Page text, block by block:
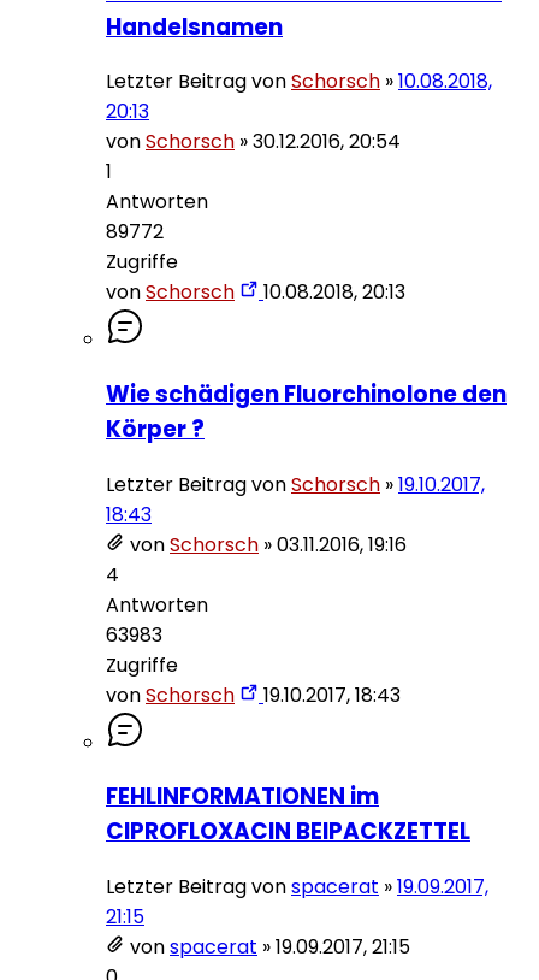
Handelsnamen
Letzter Beitrag vonSchorsch »10.08.2018,
20:13
vonSchorsch »30.12.2016, 20:54
1
Antworten
89772
Zugriffe
vonSchorsch 10.08.2018, 20:13
Wie schädigen Fluorchinolone den
Körper ?
Letzter Beitrag vonSchorsch »19.10.2017,
18:43
vonSchorsch »03.11.2016, 19:16
4
Antworten
63983
Zugriffe
vonSchorsch 19.10.2017, 18:43
FEHLINFORMATIONEN im
CIPROFLOXACIN BEIPACKZETTEL
Letzter Beitrag vonspacerat »19.09.2017,
21:15
vonspacerat »19.09.2017, 21:15